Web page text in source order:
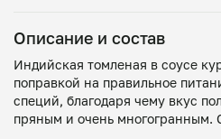
Описание и состав
Индийская томленая в соусе
поправкой на правильное
специй, благодаря чему вкус
пряным и очень многогранным.